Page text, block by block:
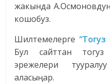
жакында
кошобуз.
Шилтемелерге “Тогуз
Бул сайттан
эрежелери
аласыңар.